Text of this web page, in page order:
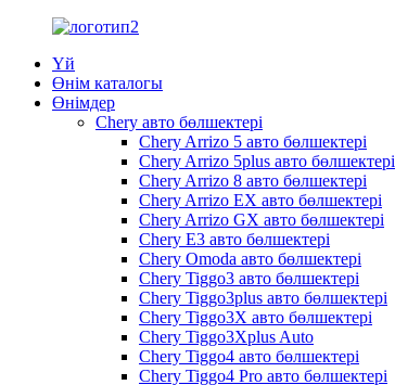
Үй
Өнім каталогы
Өнімдер
Chery авто бөлшектері
Chery Arrizo 5 авто бөлшектері
Chery Arrizo 5plus авто бөлшектері
Chery Arrizo 8 авто бөлшектері
Chery Arrizo EX авто бөлшектері
Chery Arrizo GX авто бөлшектері
Chery E3 авто бөлшектері
Chery Omoda авто бөлшектері
Chery Tiggo3 авто бөлшектері
Chery Tiggo3plus авто бөлшектері
Chery Tiggo3X авто бөлшектері
Chery Tiggo3Xplus Auto
Chery Tiggo4 авто бөлшектері
Chery Tiggo4 Pro авто бөлшектері